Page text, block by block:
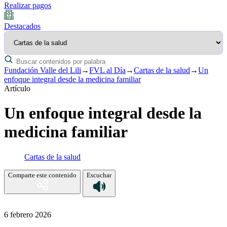
Realizar pagos
Destacados
Fundación Valle del Lili →FVL al Día →Cartas de la salud →Un
enfoque integral desde la medicina familiar
Artículo
Un enfoque integral desde la
medicina familiar
Cartas de la salud
Comparte este contenido Escuchar
6 febrero 2026